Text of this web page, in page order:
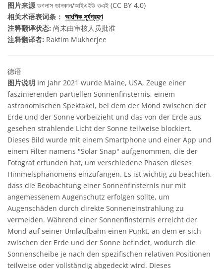
图片来源ডগলাস ডানকান/আইএইউ ওএই (CC BY 4.0)
相关术语表词条： আংশিক সূর্যগ্রহণ
注释翻译状态: 尚未由审核人员批准
注释翻译者: Raktim Mukherjee
德语
图片说明 Im Jahr 2021 wurde Maine, USA, Zeuge einer
faszinierenden partiellen Sonnenfinsternis, einem
astronomischen Spektakel, bei dem der Mond zwischen der
Erde und der Sonne vorbeizieht und das von der Erde aus
gesehen strahlende Licht der Sonne teilweise blockiert.
Dieses Bild wurde mit einem Smartphone und einer App und
einem Filter namens "Solar Snap" aufgenommen, die der
Fotograf erfunden hat, um verschiedene Phasen dieses
Himmelsphänomens einzufangen. Es ist wichtig zu beachten,
dass die Beobachtung einer Sonnenfinsternis nur mit
angemessenem Augenschutz erfolgen sollte, um
Augenschäden durch direkte Sonneneinstrahlung zu
vermeiden. Während einer Sonnenfinsternis erreicht der
Mond auf seiner Umlaufbahn einen Punkt, an dem er sich
zwischen der Erde und der Sonne befindet, wodurch die
Sonnenscheibe je nach den spezifischen relativen Positionen
teilweise oder vollständig abgedeckt wird. Dieses